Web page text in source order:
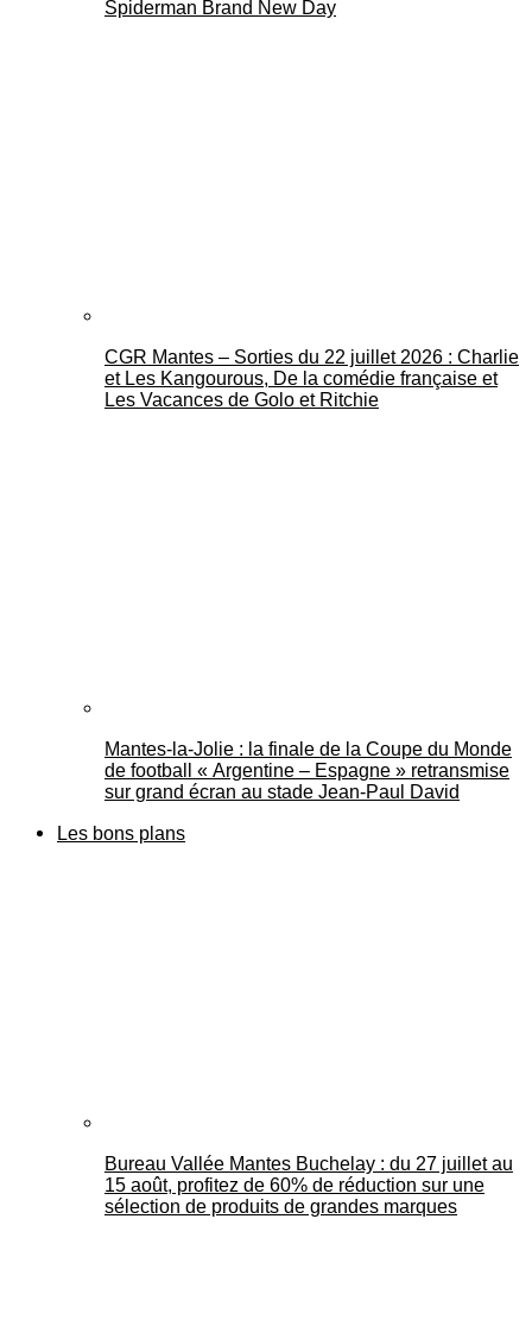
Spiderman Brand New Day
CGR Mantes – Sorties du 22 juillet 2026 : Charlie
et Les Kangourous, De la comédie française et
Les Vacances de Golo et Ritchie
Mantes-la-Jolie : la finale de la Coupe du Monde
de football « Argentine – Espagne » retransmise
sur grand écran au stade Jean-Paul David
Les bons plans
Bureau Vallée Mantes Buchelay : du 27 juillet au
15 août, profitez de 60% de réduction sur une
sélection de produits de grandes marques